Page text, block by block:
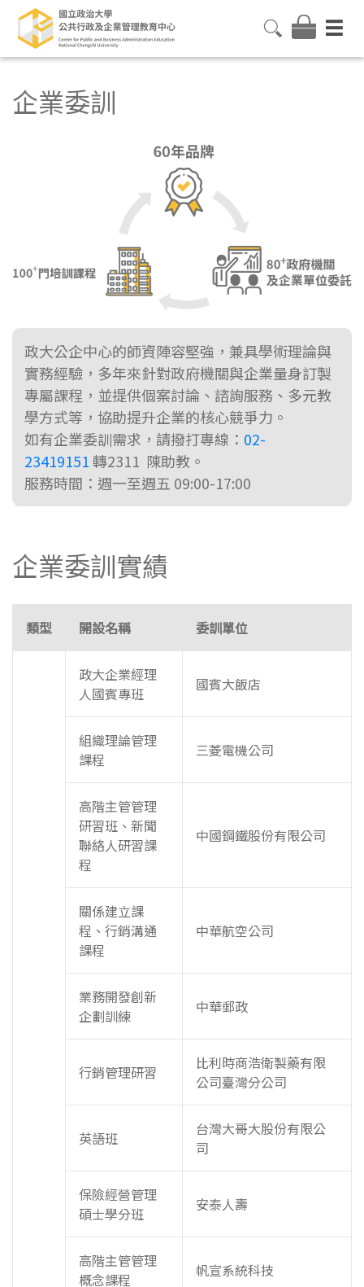
企業委訓
政大公企中心的師資陣容堅強，兼具學術理論與
實務經驗，多年來針對政府機關與企業量身訂製
專屬課程，並提供個案討論、諮詢服務、多元教
學方式等，協助提升企業的核心競爭力。
如有企業委訓需求，請撥打專線： 02-
23419151轉2311 陳助教。
服務時間：週一至週五 09:00-17:00
企業委訓實績
類型 開設名稱 委訓單位
政大企業經理
人國賓專班
國賓大飯店
組織理論管理
課程
三菱電機公司
高階主管管理
研習班、新聞
聯絡人研習課
程
中國鋼鐵股份有限公司
關係建立課
程、行銷溝通
課程
中華航空公司
業務開發創新
企劃訓練
中華郵政
行銷管理研習
比利時商浩衛製藥有限
公司臺灣分公司
英語班
台灣大哥大股份有限公
司
保險經營管理
碩士學分班
安泰人壽
高階主管管理
概念課程
帆宣系統科技